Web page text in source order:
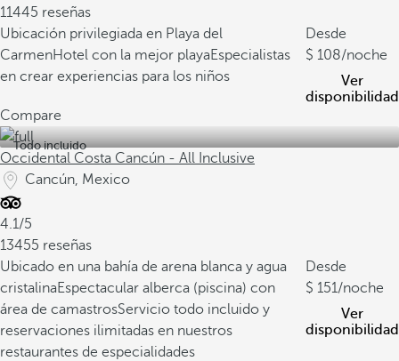
11445 reseñas
Ubicación privilegiada en Playa del
CarmenHotel con la mejor playaEspecialistas
en crear experiencias para los niños
Desde
108/noche
Ver
disponibilidad
Compare
Todo incluido
Occidental Costa Cancún - All Inclusive
Cancún, Mexico
4.1/5
13455 reseñas
Ubicado en una bahía de arena blanca y agua
cristalinaEspectacular alberca (piscina) con
área de camastrosServicio todo incluido y
reservaciones ilimitadas en nuestros
restaurantes de especialidades
Desde
151/noche
Ver
disponibilidad